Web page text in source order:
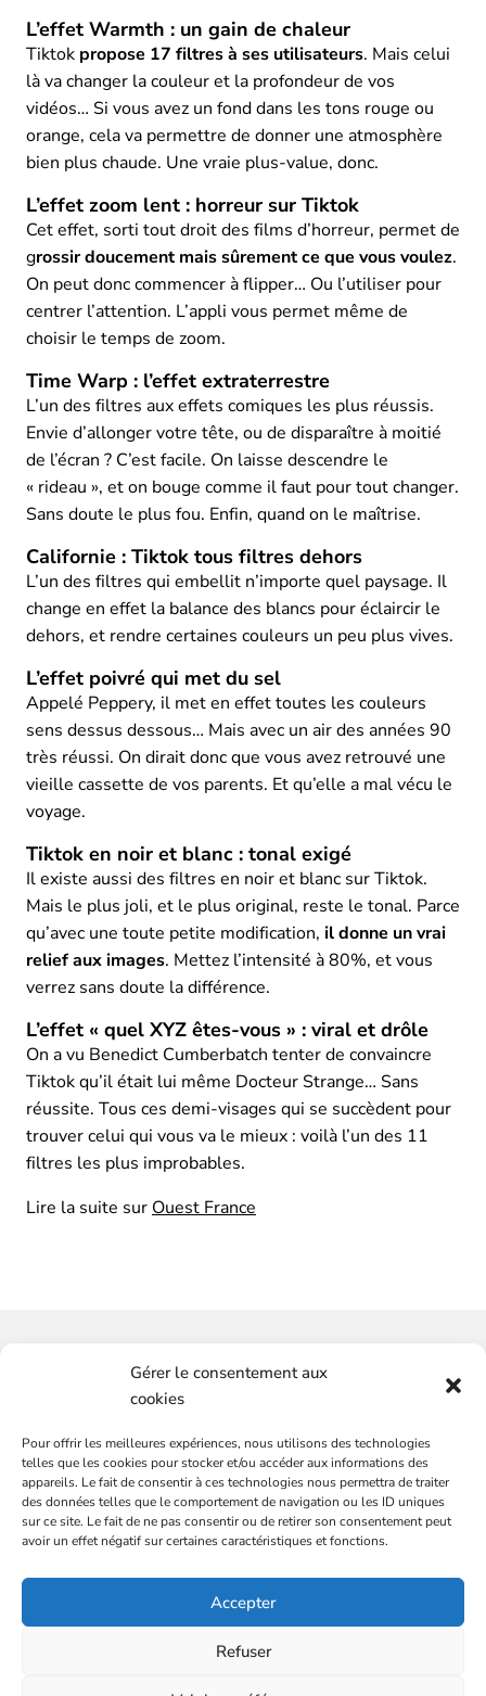
Gérer le consentement aux
cookies
Pour offrir les meilleures expériences, nous utilisons des technologies
telles que les cookies pour stocker et/ou accéder aux informations des
appareils. Le fait de consentir à ces technologies nous permettra de traiter
des données telles que le comportement de navigation ou les ID uniques
sur ce site. Le fait de ne pas consentir ou de retirer son consentement peut
avoir un effet négatif sur certaines caractéristiques et fonctions.
Accepter
Refuser
SERVICES
Plateformes de marques
Audit communication et commercial
Conseils et stratégies, média et communication
BLOG
L’effet Warmth : un gain de chaleur
Tiktok propose 17 filtres à ses utilisateurs. Mais celui
là va changer la couleur et la profondeur de vos
vidéos… Si vous avez un fond dans les tons rouge ou
orange, cela va permettre de donner une atmosphère
bien plus chaude. Une vraie plus-value, donc.
L’effet zoom lent : horreur sur Tiktok
Cet effet, sorti tout droit des films d’horreur, permet de
grossir doucement mais sûrement ce que vous voulez.
On peut donc commencer à flipper… Ou l’utiliser pour
centrer l’attention. L’appli vous permet même de
choisir le temps de zoom.
Time Warp : l’effet extraterrestre
L’un des filtres aux effets comiques les plus réussis.
Envie d’allonger votre tête, ou de disparaître à moitié
de l’écran ? C’est facile. On laisse descendre le
« rideau », et on bouge comme il faut pour tout changer.
Sans doute le plus fou. Enfin, quand on le maîtrise.
Californie : Tiktok tous filtres dehors
L’un des filtres qui embellit n’importe quel paysage. Il
change en effet la balance des blancs pour éclaircir le
dehors, et rendre certaines couleurs un peu plus vives.
L’effet poivré qui met du sel
Appelé Peppery, il met en effet toutes les couleurs
sens dessus dessous… Mais avec un air des années 90
très réussi. On dirait donc que vous avez retrouvé une
vieille cassette de vos parents. Et qu’elle a mal vécu le
voyage.
Tiktok en noir et blanc : tonal exigé
Il existe aussi des filtres en noir et blanc sur Tiktok.
Mais le plus joli, et le plus original, reste le tonal. Parce
qu’avec une toute petite modification, il donne un vrai
relief aux images. Mettez l’intensité à 80%, et vous
verrez sans doute la différence.
L’effet « quel XYZ êtes-vous » : viral et drôle
On a vu Benedict Cumberbatch tenter de convaincre
Tiktok qu’il était lui même Docteur Strange… Sans
réussite. Tous ces demi-visages qui se succèdent pour
trouver celui qui vous va le mieux : voilà l’un des 11
filtres les plus improbables.
Lire la suite sur Ouest France
Vous souhaitez-avoir plus
d'informations ?
CONTACTEZ-NOUS
Mentions légales
Partenaire : Sacrés Français